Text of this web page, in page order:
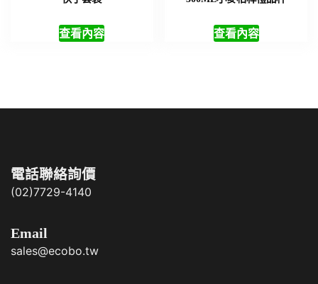
查看內容 查看內容
電話聯絡詢價
(02)7729-4140
Email
sales@ecobo.tw